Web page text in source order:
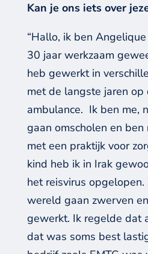
Kan je ons iets over
“Hallo, ik ben
30 jaar werkzaam
heb gewerkt in
met de langste jaren op
ambulance. Ik ben me,
gaan omscholen en ben
met een praktijk voor
kind heb ik in Irak
het reisvirus
wereld gaan zwerven
gewerkt. Ik regelde dat
dat was soms best